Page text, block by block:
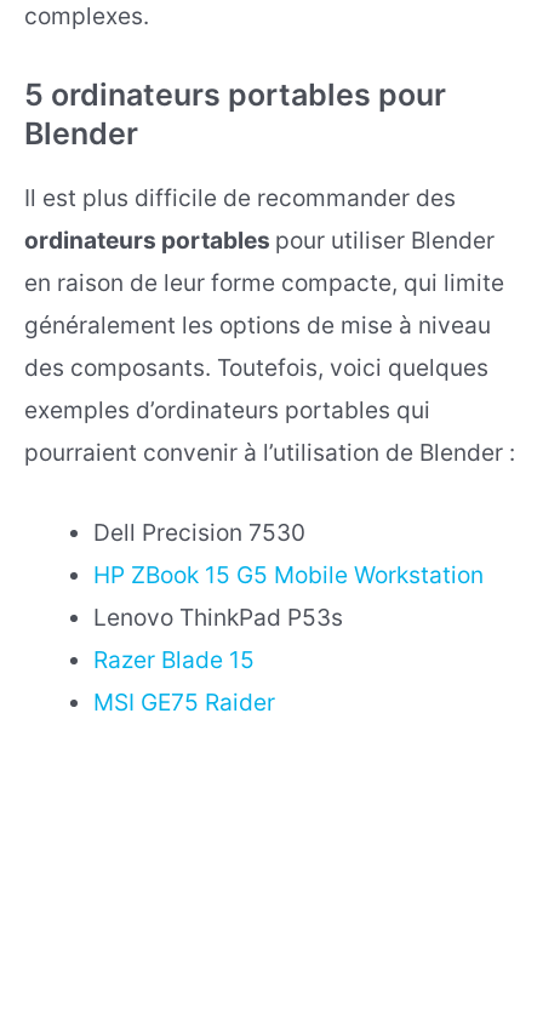
complexes.
5 ordinateurs portables pour
Blender
Il est plus difficile de recommander des
ordinateurs portables pour utiliser Blender
en raison de leur forme compacte, qui limite
généralement les options de mise à niveau
des composants. Toutefois, voici quelques
exemples d’ordinateurs portables qui
pourraient convenir à l’utilisation de Blender :
Dell Precision 7530
HP ZBook 15 G5 Mobile Workstation
Lenovo ThinkPad P53s
Razer Blade 15
MSI GE75 Raider